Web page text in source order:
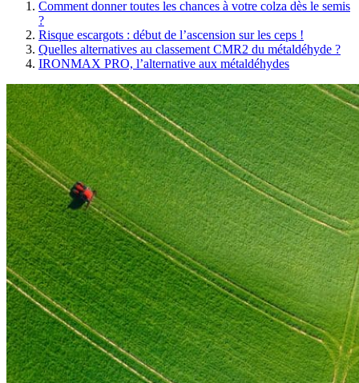
Comment donner toutes les chances à votre colza dès le semis
?
Risque escargots : début de l’ascension sur les ceps !
Quelles alternatives au classement CMR2 du métaldéhyde ?
IRONMAX PRO, l’alternative aux métaldéhydes